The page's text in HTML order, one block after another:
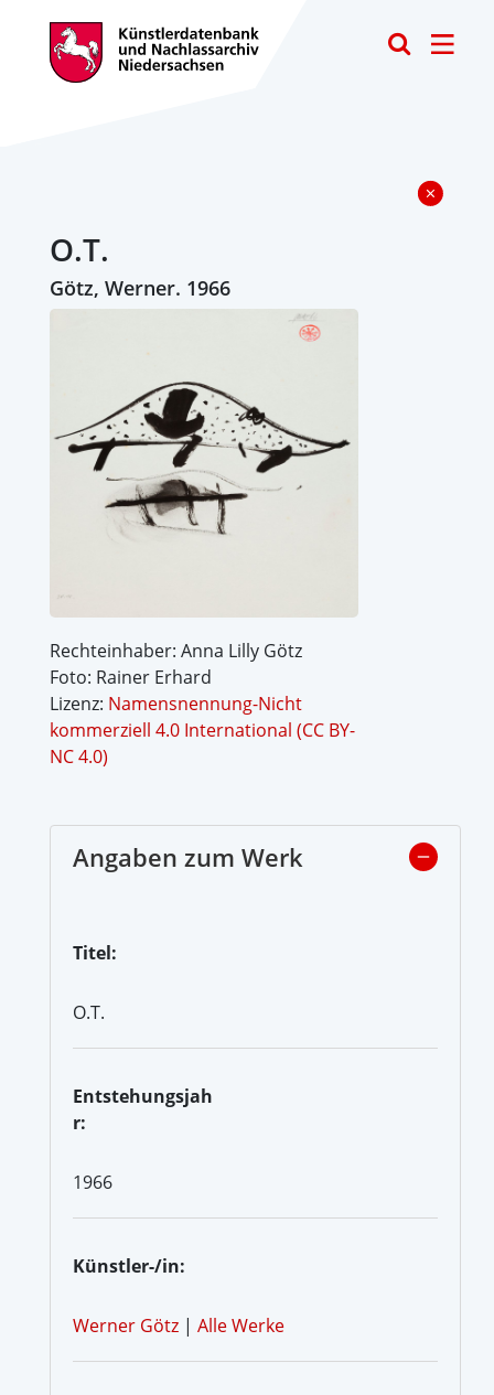
O.T.
Götz, Werner. 1966
Rechteinhaber: Anna Lilly Götz
Foto: Rainer Erhard
Lizenz: Namensnennung-Nicht
kommerziell 4.0 International (CC BY-
NC 4.0)
Angaben zum Werk
Titel:
O.T.
Entstehungsjah
r:
1966
Künstler-/in:
Werner Götz | Alle Werke